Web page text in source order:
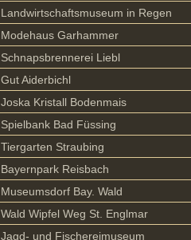
Landwirtschaftsmuseum in Regen
Modehaus Garhammer
Schnapsbrennerei Liebl
Gut Aiderbichl
Joska Kristall Bodenmais
Spielbank Bad Füssing
Tiergarten Straubing
Bayernpark Reisbach
Museumsdorf Bay. Wald
Wald Wipfel Weg St. Englmar
Jagd- und Fischereimuseum